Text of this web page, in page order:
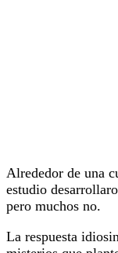
Alrededor de una
estudio
pero muchos no.
La respuesta